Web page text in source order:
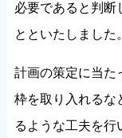
必要であると判断
とといたしました。
計画の策定に当た
枠を取り入れるな
るような工夫を行